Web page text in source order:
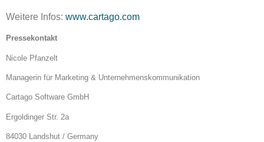
Weitere Infos: www.cartago.com
Pressekontakt
Nicole Pfanzelt
Managerin für Marketing & Unternehmenskommunikation
Cartago Software GmbH
Ergoldinger Str. 2a
84030 Landshut / Germany